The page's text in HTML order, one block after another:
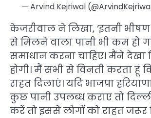
— Arvind Kejriwal
केजरीवाल ने लिखा, ‘इतनी
से मिलने वाला पानी भी कम हो
समाधान करना चाहिए। मैंने
होगी। मैं सभी से विनती करता
राहत दिलाएं। यदि भाजपा
कुछ पानी उपलब्ध कराए तो
करें तो इससे लोगों को राहत जरूर